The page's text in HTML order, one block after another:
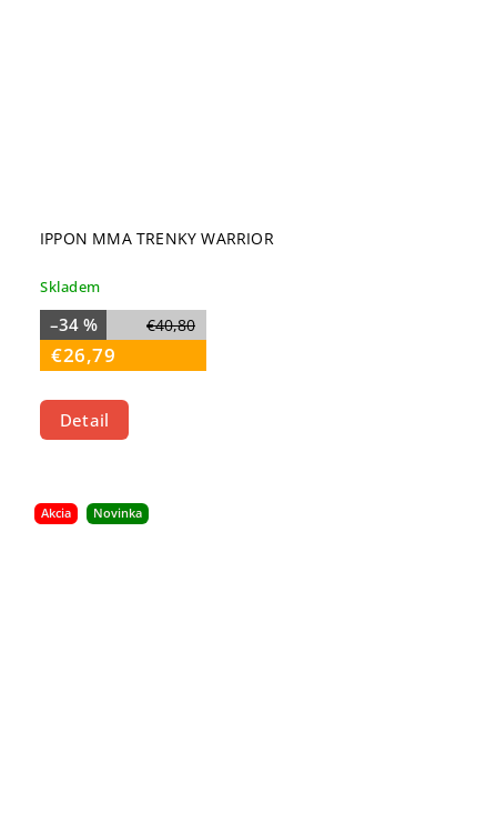
IPPON MMA TRENKY WARRIOR
Skladem
€40,80
–34 %
€26,79
Detail
Akcia Novinka